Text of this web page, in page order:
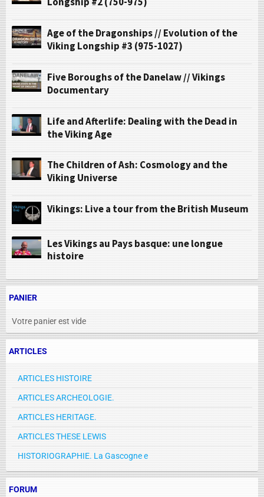
Age of the Dragonships // Evolution of the
Viking Longship #3 (975-1027)
Five Boroughs of the Danelaw // Vikings
Documentary
Life and Afterlife: Dealing with the Dead in
the Viking Age
The Children of Ash: Cosmology and the
Viking Universe
Vikings: Live a tour from the British Museum
Les Vikings au Pays basque: une longue
histoire
PANIER
Votre panier est vide
ARTICLES
ARTICLES HISTOIRE
ARTICLES ARCHEOLOGIE.
ARTICLES HERITAGE.
ARTICLES THESE LEWIS
HISTORIOGRAPHIE. La Gascogne e
FORUM